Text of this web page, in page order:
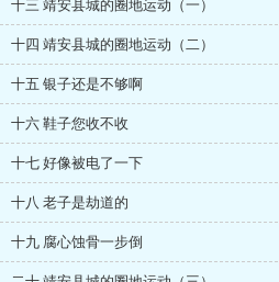
十三 靖安县城的圈地运动（一）
十四 靖安县城的圈地运动（二）
十五 银子还是不够啊
十六 鞋子您收不收
十七 好像被电了一下
十八 老子是劫道的
十九 腐心蚀骨一步倒